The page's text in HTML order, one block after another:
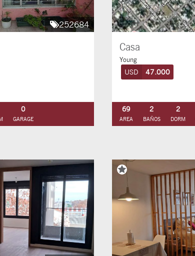
252684
0
GARAGE
Casa
Young
USD 47.000
69
AREA
2
BAÑOS
2
DORM